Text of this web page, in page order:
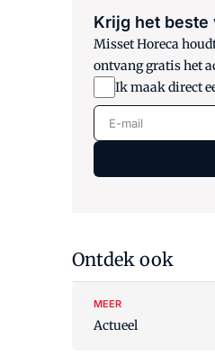
Krijg het beste
Misset Horeca
ontvang gratis het
Ik maak direct
E-mail
Ontdek ook
MEER
Actueel